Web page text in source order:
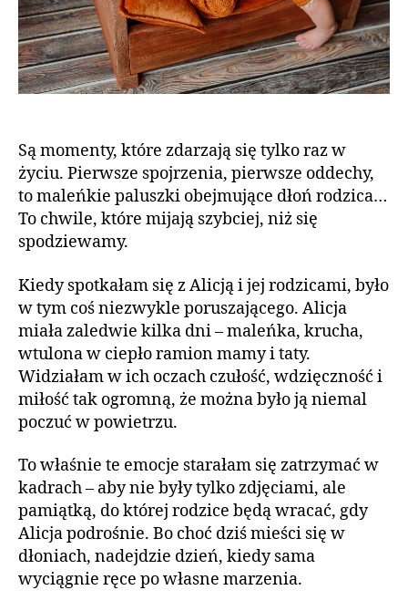
Są momenty, które zdarzają się tylko raz w
życiu. Pierwsze spojrzenia, pierwsze oddechy,
to maleńkie paluszki obejmujące dłoń rodzica…
To chwile, które mijają szybciej, niż się
spodziewamy.
Kiedy spotkałam się z Alicją i jej rodzicami, było
w tym coś niezwykle poruszającego. Alicja
miała zaledwie kilka dni – maleńka, krucha,
wtulona w ciepło ramion mamy i taty.
Widziałam w ich oczach czułość, wdzięczność i
miłość tak ogromną, że można było ją niemal
poczuć w powietrzu.
To właśnie te emocje starałam się zatrzymać w
kadrach – aby nie były tylko zdjęciami, ale
pamiątką, do której rodzice będą wracać, gdy
Alicja podrośnie. Bo choć dziś mieści się w
dłoniach, nadejdzie dzień, kiedy sama
wyciągnie ręce po własne marzenia.